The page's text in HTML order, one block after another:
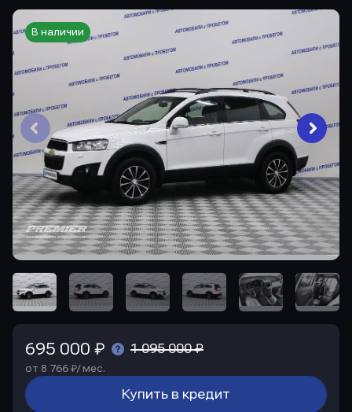
В наличии
695 000 ₽ 1 095 000 ₽
от 8 766 ₽/ мес.
Купить в кредит